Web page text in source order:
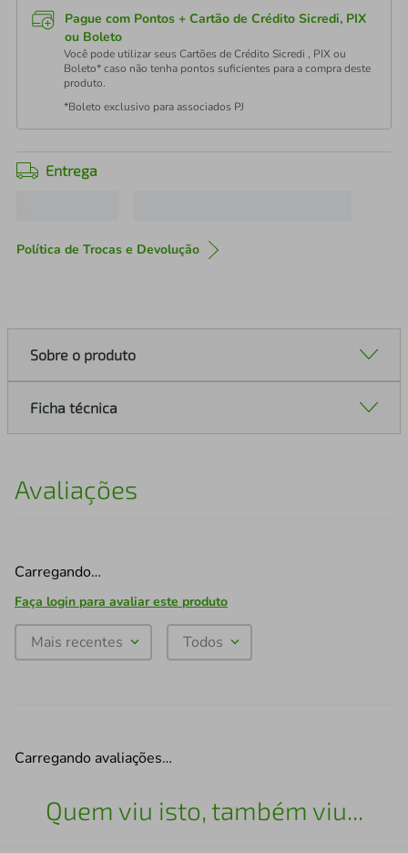
Pague com Pontos + Cartão de Crédito Sicredi, PIX
ou Boleto
Você pode utilizar seus Cartões de Crédito Sicredi , PIX ou
Boleto* caso não tenha pontos suficientes para a compra deste
produto.
*Boleto exclusivo para associados PJ
Entrega
Política de Trocas e Devolução
Sobre o produto
Ficha técnica
Avaliações
Carregando…
Faça login para avaliar este produto
Mais recentes Todos
Carregando avaliações…
Quem viu isto, também viu...